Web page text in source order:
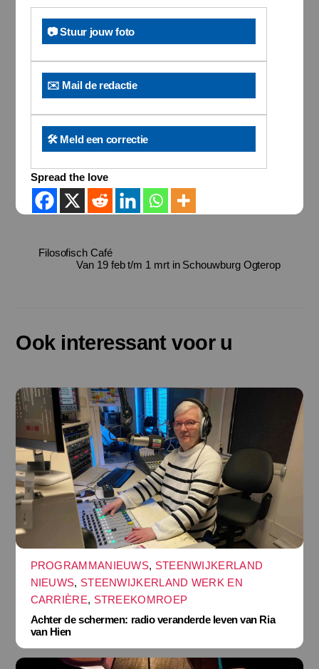
📷 Stuur jouw foto
✉️ Mail de redactie
🛠️ Meld een correctie
Spread the love
Filosofisch Café
Van 19 feb t/m 1 mrt in Schouwburg Ogterop
Ook interessant voor u
PROGRAMMANIEUWS, STEENWIJKERLAND
NIEUWS, STEENWIJKERLAND WERK EN
CARRIÈRE, STREEKOMROEP
Achter de schermen: radio veranderde leven van Ria
van Hien